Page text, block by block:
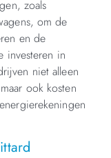
zoals
om de
en de
investeren in
niet alleen
ook kosten